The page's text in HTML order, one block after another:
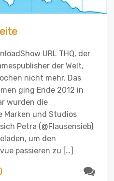
URL THQ, der
der Welt,
nicht mehr. Das
ging Ende 2012 in
wurden die
Marken und Studios
Petra (@Flausensieb)
um den
passieren zu […]